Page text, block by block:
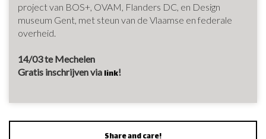
project van BOS+, OVAM, Flanders DC, en Design
museum Gent, met steun van de Vlaamse en federale
overheid.
14/03 te Mechelen
Gratis inschrijven via link!